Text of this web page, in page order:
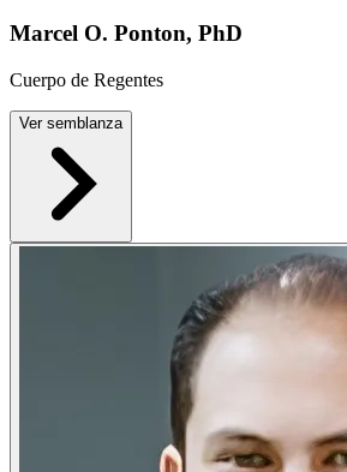
Marcel O. Ponton, PhD
Cuerpo de Regentes
Ver semblanza